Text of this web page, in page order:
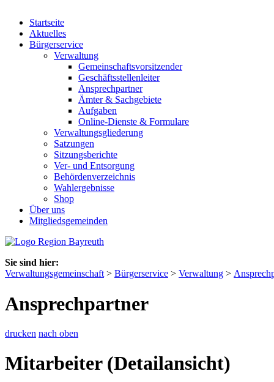
Startseite
Aktuelles
Bürgerservice
Verwaltung
Gemeinschaftsvorsitzender
Geschäftsstellenleiter
Ansprechpartner
Ämter & Sachgebiete
Aufgaben
Online-Dienste & Formulare
Verwaltungsgliederung
Satzungen
Sitzungsberichte
Ver- und Entsorgung
Behördenverzeichnis
Wahlergebnisse
Shop
Über uns
Mitgliedsgemeinden
Sie sind hier:
Verwaltungsgemeinschaft > Bürgerservice > Verwaltung >
Ansprechpartner
drucken nach oben
Mitarbeiter (Detailansicht)